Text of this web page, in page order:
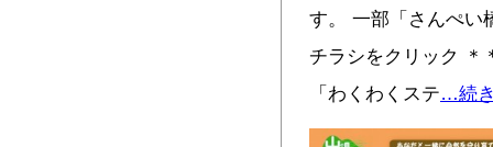
す。 一部「さんぺい
チラシをクリック ＊
「わくわくステ…続